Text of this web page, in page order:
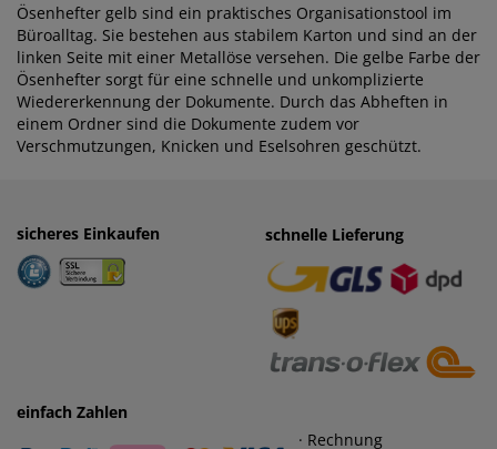
Ösenhefter gelb sind ein praktisches Organisationstool im
Büroalltag. Sie bestehen aus stabilem Karton und sind an der
linken Seite mit einer Metallöse versehen. Die gelbe Farbe der
Ösenhefter sorgt für eine schnelle und unkomplizierte
Wiedererkennung der Dokumente. Durch das Abheften in
einem Ordner sind die Dokumente zudem vor
Verschmutzungen, Knicken und Eselsohren geschützt.
sicheres Einkaufen einfaches Zahlen
· Rechnung
· Vorkasse
schnelle Lieferung
einfach Zahlen
· Rechnung